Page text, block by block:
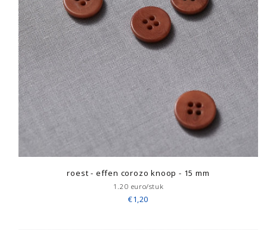
roest - effen corozo knoop - 15 mm
1.20 euro/stuk
€1,20